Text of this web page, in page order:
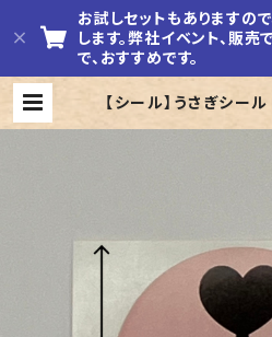
お試しセットもありますの
します。弊社イベント、販
で、おすすめです。
【シール】うさぎシー